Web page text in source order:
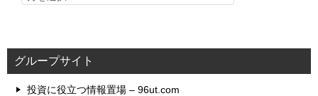
グループサイト
投資に役立つ情報置場 – 96ut.com